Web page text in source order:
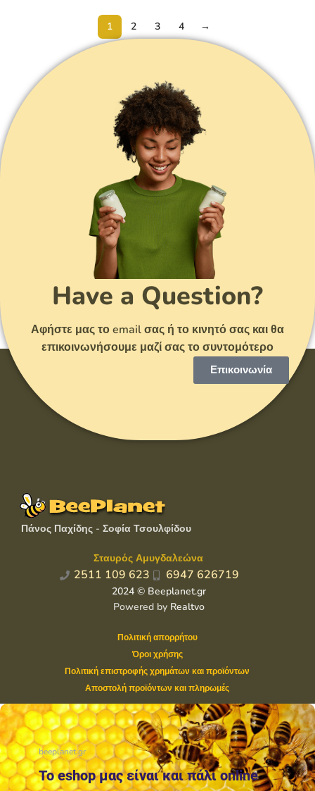
1 2 3 4 →
Have a Question?
Αφήστε μας το email σας ή το κινητό σας και θα
επικοινωνήσουμε μαζί σας το συντομότερο
Επικοινωνία
Πάνος Παχίδης - Σοφία Τσουλφίδου
Σταυρός Αμυγδαλεώνα
2511 109 623 6947 626719
2024 © Beeplanet.gr
Powered by Realtvo
Πολιτική απορρήτου
Όροι χρήσης
Πολιτική επιστροφής χρημάτων και προϊόντων
Αποστολή προϊόντων και πληρωμές
beeplanet.gr
Το eshop μας είναι και πάλι online